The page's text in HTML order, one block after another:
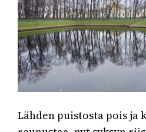
Lähden puistosta pois ja